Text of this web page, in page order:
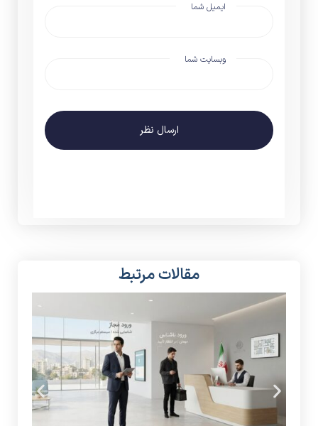
ایمیل شما
وبسایت شما
ارسال نظر
مقالات مرتبط